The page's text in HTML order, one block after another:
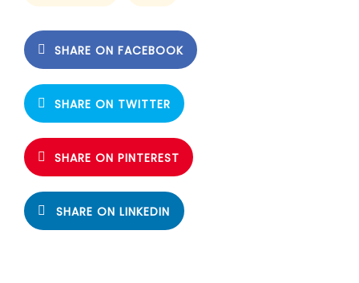
SHARE ON FACEBOOK
SHARE ON TWITTER
SHARE ON PINTEREST
SHARE ON LINKEDIN